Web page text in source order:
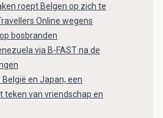
roept Belgen op zich te
Online wegens
bosbranden
via B-FAST na de
en Japan, een
teken van vriendschap en